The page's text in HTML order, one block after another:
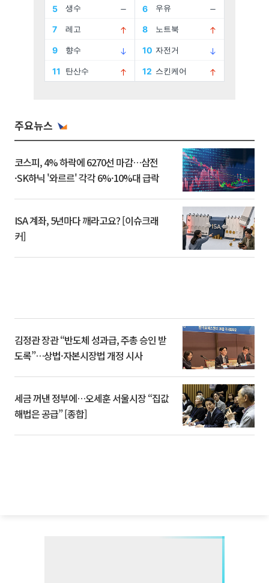
주요뉴스
코스피, 4% 하락에 6270선 마감…삼전
·SK하닉 '와르르' 각각 6%·10%대 급락
ISA 계좌, 5년마다 깨라고요? [이슈크래
커]
김정관 장관 “반도체 성과급, 주총 승인 받
도록”…상법·자본시장법 개정 시사
세금 꺼낸 정부에…오세훈 서울시장 “집값
해법은 공급” [종합]